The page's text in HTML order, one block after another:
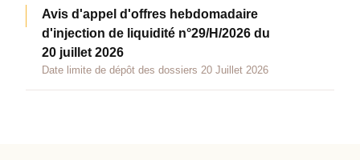
Avis d'appel d'offres hebdomadaire
d'injection de liquidité n°29/H/2026 du
20 juillet 2026
Date limite de dépôt des dossiers 20 Juillet 2026